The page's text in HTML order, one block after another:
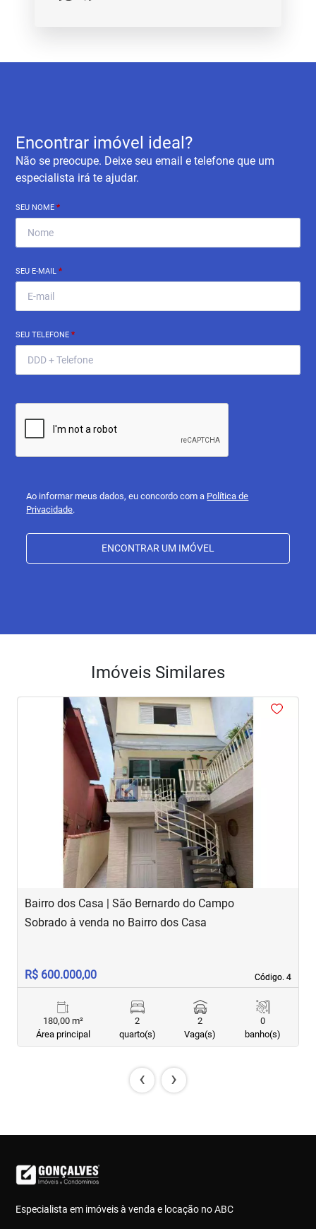
Encontrar imóvel ideal?
Não se preocupe. Deixe seu email e telefone que um
especialista irá te ajudar.
SEU NOME*
SEU E-MAIL*
SEU TELEFONE*
Ao informar meus dados, eu concordo com a Política de
Privacidade.
ENCONTRAR UM IMÓVEL
Imóveis Similares
Previous
Bairro dos Casa | São Bernardo do Campo
Código. 4
Código. 4
Sobrado à venda no Bairro dos Casa
R$ 600.000,00
180,00 m²
Área principal
2
quarto(s)
2
Vaga(s)
0
banho(s)
‹ ›
Especialista em imóveis à venda e locação no ABC